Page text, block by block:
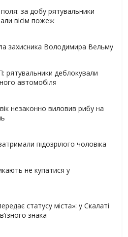
за добу рятувальники
вісім пожеж
захисника Володимира Вельму
рятувальники деблокували
автомобіля
незаконно виловив рибу на
підозрілого чоловіка
не купатися у
статусу міста»: у Скалаті
знака